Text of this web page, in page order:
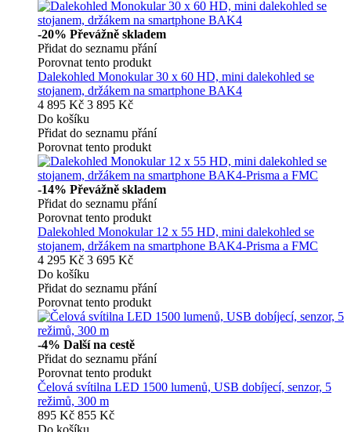
-20% Převážně skladem
Přidat do seznamu přání
Porovnat tento produkt
Dalekohled Monokular 30 x 60 HD, mini dalekohled se
stojanem, držákem na smartphone BAK4
4 895 Kč 3 895 Kč
Do košíku
Přidat do seznamu přání
Porovnat tento produkt
-14% Převážně skladem
Přidat do seznamu přání
Porovnat tento produkt
Dalekohled Monokular 12 x 55 HD, mini dalekohled se
stojanem, držákem na smartphone BAK4-Prisma a FMC
4 295 Kč 3 695 Kč
Do košíku
Přidat do seznamu přání
Porovnat tento produkt
-4% Další na cestě
Přidat do seznamu přání
Porovnat tento produkt
Čelová svítilna LED 1500 lumenů, USB dobíjecí, senzor, 5
režimů, 300 m
895 Kč 855 Kč
Do košíku